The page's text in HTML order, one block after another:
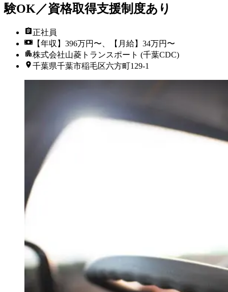
験OK／資格取得支援制度あり
正社員
【年収】396万円〜、【月給】34万円〜
株式会社山菱トランスポート (千葉CDC)
千葉県千葉市稲毛区六方町129-1